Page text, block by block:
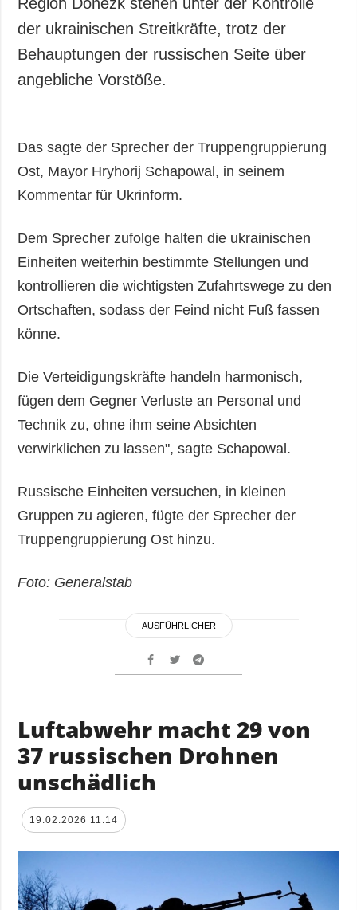
der ukrainischen Streitkräfte, trotz der
Behauptungen der russischen Seite über
angebliche Vorstöße.
Das sagte der Sprecher der Truppengruppierung
Ost, Mayor Hryhorij Schapowal, in seinem
Kommentar für Ukrinform.
Dem Sprecher zufolge halten die ukrainischen
Einheiten weiterhin bestimmte Stellungen und
kontrollieren die wichtigsten Zufahrtswege zu den
Ortschaften, sodass der Feind nicht Fuß fassen
könne.
Die Verteidigungskräfte handeln harmonisch,
fügen dem Gegner Verluste an Personal und
Technik zu, ohne ihm seine Absichten
verwirklichen zu lassen", sagte Schapowal.
Russische Einheiten versuchen, in kleinen
Gruppen zu agieren, fügte der Sprecher der
Truppengruppierung Ost hinzu.
Foto: Generalstab
AUSFÜHRLICHER
Luftabwehr macht 29 von
37 russischen Drohnen
unschädlich
19.02.2026 11:14